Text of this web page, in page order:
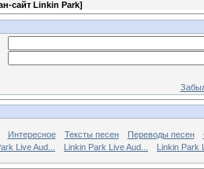
сайт Linkin Park]
Интересное Тексты песен Переводы песен
Live Aud... Linkin Park Live Aud... Linkin Park